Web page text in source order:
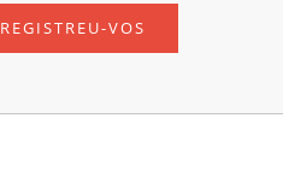
REGISTREU-VOS